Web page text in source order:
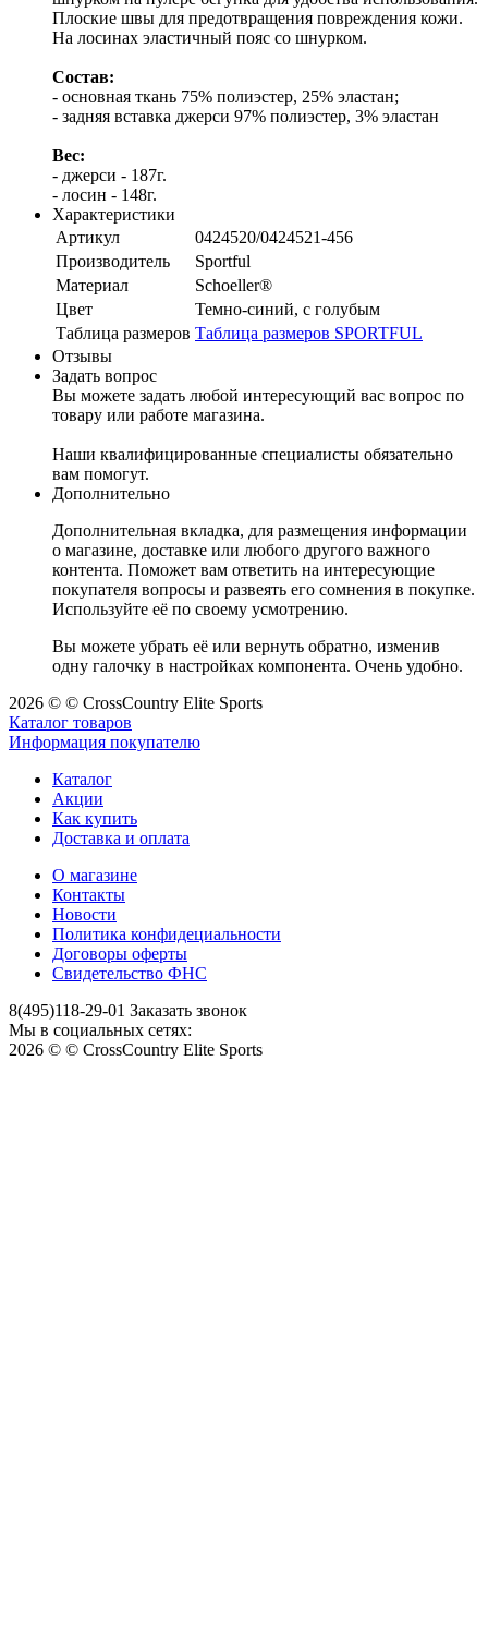
Плоские швы для предотвращения повреждения кожи.
На лосинах эластичный пояс со шнурком.
Состав:
- основная ткань 75% полиэстер, 25% эластан;
- задняя вставка джерси 97% полиэстер, 3% эластан
Вес:
- джерси - 187г.
- лосин - 148г.
Характеристики
Артикул
0424520/0424521-456
Производитель
Sportful
Материал
Schoeller®
Цвет
Темно-синий, с голубым
Таблица размеров Таблица размеров SPORTFUL
Отзывы
Задать вопрос
Вы можете задать любой интересующий вас вопрос по
товару или работе магазина.
Наши квалифицированные специалисты обязательно
вам помогут.
Дополнительно
Дополнительная вкладка, для размещения информации
о магазине, доставке или любого другого важного
контента. Поможет вам ответить на интересующие
покупателя вопросы и развеять его сомнения в покупке.
Используйте её по своему усмотрению.
Вы можете убрать её или вернуть обратно, изменив
одну галочку в настройках компонента. Очень удобно.
2026 © © CrossCountry Elite Sports
Каталог товаров
Информация покупателю
Каталог
Акции
Как купить
Доставка и оплата
О магазине
Контакты
Новости
Политика конфидециальности
Договоры оферты
Свидетельство ФНС
8(495)118-29-01 Заказать звонок
Мы в социальных сетях:
2026 © © CrossCountry Elite Sports